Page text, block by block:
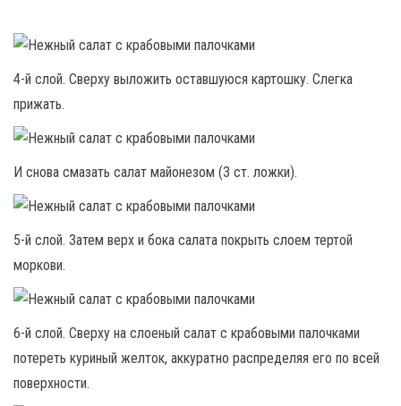
4-й слой. Сверху выложить оставшуюся картошку. Слегка
прижать.
И снова смазать салат майонезом (3 ст. ложки).
5-й слой. Затем верх и бока салата покрыть слоем тертой
моркови.
6-й слой. Сверху на слоеный салат с крабовыми палочками
потереть куриный желток, аккуратно распределяя его по всей
поверхности.